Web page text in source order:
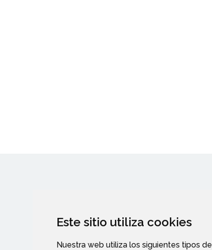
Este sitio utiliza cookies
Nuestra web utiliza los siguientes tipos